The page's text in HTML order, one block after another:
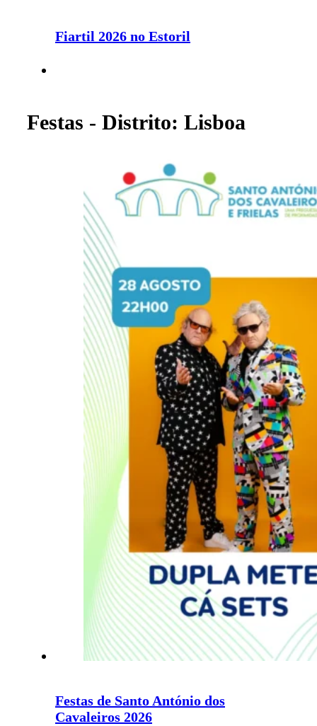
Fiartil 2026 no Estoril
Festas - Distrito: Lisboa
Festas de Santo António dos
Cavaleiros 2026